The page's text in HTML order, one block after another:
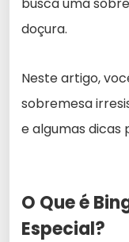
doçura.
Neste artigo,
sobremesa
e algumas dicas
O Que é
Especial?